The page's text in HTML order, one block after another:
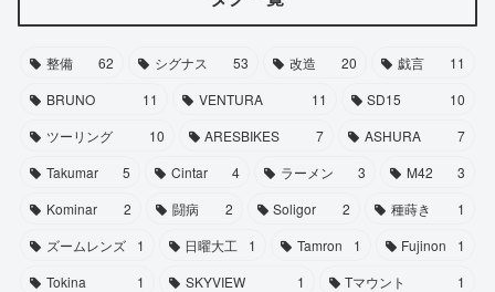
整備 62 シグナス 53 改造 20 戯言
11
BRUNO
11 VENTURA 11 SD15
10
ツーリング
10 ARESBIKES 7 ASHURA
7
Takumar
5 Cintar 4 ラーメン 3 M42
3
Kominar
2 闘病 2 Soligor 2 種蒔き
1
ズームレンズ
1 日曜大工 1 Tamron 1 Fujinon
1
Tokina
1 SKYVIEW 1 Tマウント
1